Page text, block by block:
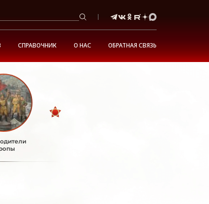
СПРАВОЧНИК О НАС ОБРАТНАЯ СВЯЗЬ